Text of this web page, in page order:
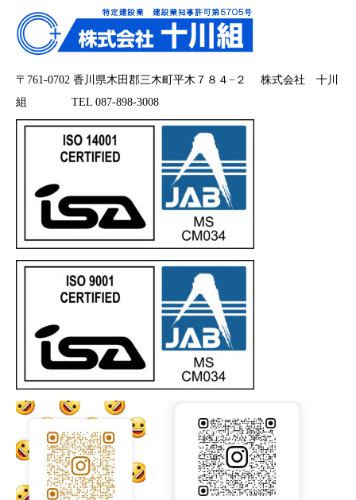
〒761-0702 香川県木田郡三木町平木７８４−２ 株式会社 十川
組 TEL 087-898-3008